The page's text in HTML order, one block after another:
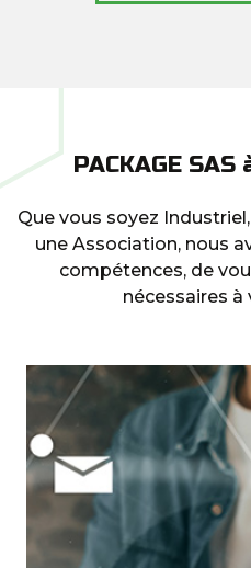
PACKAGE
Que vous soyez
une Association, nous
compétences, de
nécessaires